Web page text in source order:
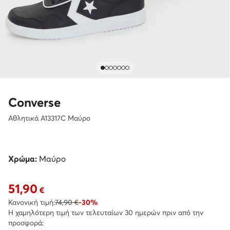
Converse
Αθλητικά A13317C Μαύρο
Χρώμα: Μαύρο
Τρέχουσα τιμή 51,90 €
51,90 €
Κανονική τιμή:74,90 €-30%
Η χαμηλότερη τιμή των τελευταίων 30 ημερών πριν από την
προσφορά: